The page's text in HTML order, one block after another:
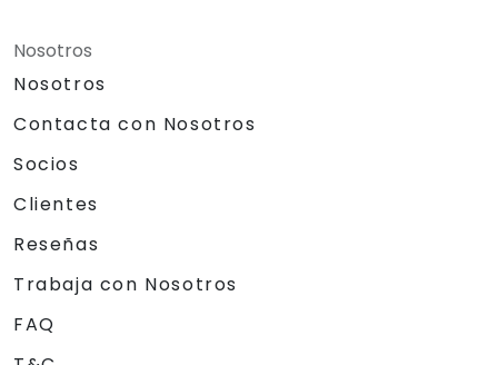
Nosotros
Nosotros
Contacta con Nosotros
Socios
Clientes
Reseñas
Trabaja con Nosotros
FAQ